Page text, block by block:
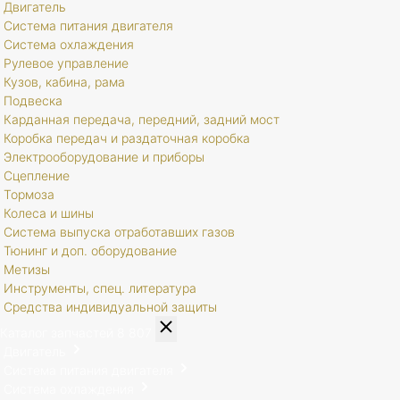
Двигатель
Система питания двигателя
Система охлаждения
Рулевое управление
Кузов, кабина, рама
Подвеска
Карданная передача, передний, задний мост
Коробка передач и раздаточная коробка
Электрооборудование и приборы
Сцепление
Тормоза
Колеса и шины
Система выпуска отработавших газов
Тюнинг и доп. оборудование
Метизы
Инструменты, спец. литература
Средства индивидуальной защиты